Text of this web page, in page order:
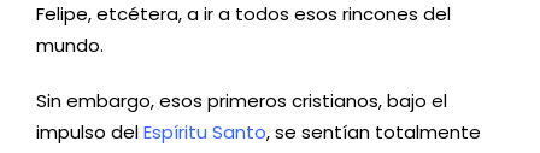
Felipe, etcétera, a ir a todos esos rincones del
mundo.
Sin embargo, esos primeros cristianos, bajo el
impulso delEspíritu Santo, se sentían totalmente